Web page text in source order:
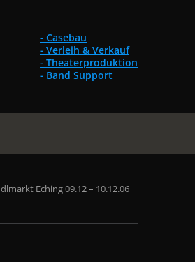
- Casebau
- Verleih & Verkauf
- Theaterproduktion
- Band Support
Eching 09.12 – 10.12.06